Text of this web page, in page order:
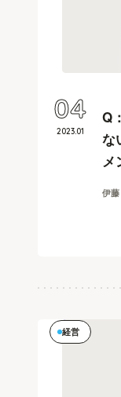
Q
な
メ
伊
2023.01
04
経営